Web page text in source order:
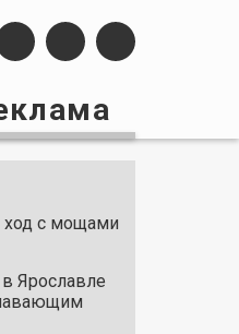
ход с мощами
Ярославле